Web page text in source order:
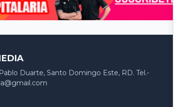
Duarte, Santo Domingo Este, RD. Tel.-